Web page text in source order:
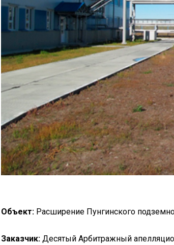
Объект:Расширение Пунгинского
Заказчик:Десятый Арбитражный